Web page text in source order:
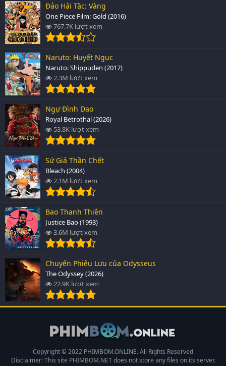
Đảo Hải Tặc: Vàng
One Piece Film: Gold (2016)
767.7K lượt xem
Naruto: Huyết Ngục
Naruto: Shippuden (2017)
2.3M lượt xem
Ngự Đình Dao
Royal Betrothal (2026)
53.8K lượt xem
Sứ Giả Thần Chết
Bleach (2004)
2.1M lượt xem
Bao Thanh Thiên
Justice Bao (1993)
3.6M lượt xem
Chuyến Phiêu Lưu của Odysseus
The Odyssey (2026)
22.9K lượt xem
Copyright © 2022 PHIMBOM.ONLINE. All Rights Reserved
Disclaimer: This site PHIMBOM.NETdoes not store any files on its server.